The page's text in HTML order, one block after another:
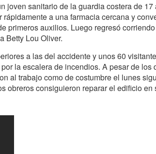
joven sanitario de la guardia costera de 17
a una farmacia cercana y
primeros auxilios. Luego regresó
Betty Lou Oliver.
a las del accidente y unos 60
la escalera de incendios. A pesar de los
al trabajo como de costumbre el lunes
obreros consiguieron reparar el edificio en